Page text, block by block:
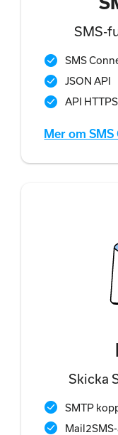
SMS-
SMS
JSON API
API
Mer om
Skicka
SMTP